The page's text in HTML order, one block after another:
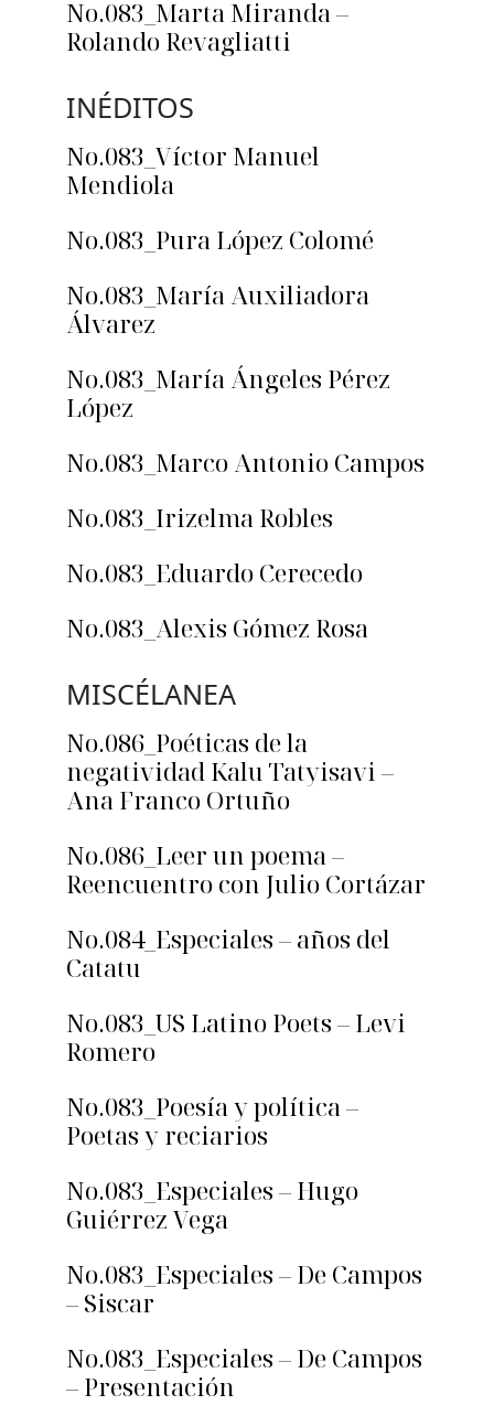
No.083_Marta Miranda –
Rolando Revagliatti
INÉDITOS
No.083_Víctor Manuel
Mendiola
No.083_Pura López Colomé
No.083_María Auxiliadora
Álvarez
No.083_María Ángeles Pérez
López
No.083_Marco Antonio Campos
No.083_Irizelma Robles
No.083_Eduardo Cerecedo
No.083_Alexis Gómez Rosa
MISCÉLANEA
No.086_Poéticas de la
negatividad Kalu Tatyisavi –
Ana Franco Ortuño
No.086_Leer un poema –
Reencuentro con Julio Cortázar
No.084_Especiales – años del
Catatu
No.083_US Latino Poets – Levi
Romero
No.083_Poesía y política –
Poetas y reciarios
No.083_Especiales – Hugo
Guiérrez Vega
No.083_Especiales – De Campos
– Siscar
No.083_Especiales – De Campos
– Presentación